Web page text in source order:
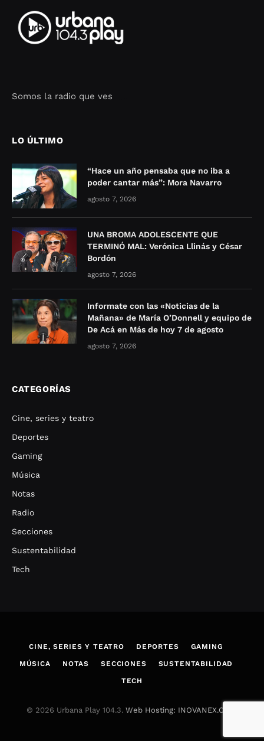
Somos la radio que ves
LO ÚLTIMO
“Hace un año pensaba que no iba a
poder cantar más”: Mora Navarro
agosto 7, 2026
UNA BROMA ADOLESCENTE QUE
TERMINÓ MAL: Verónica Llinás y César
Bordón
agosto 7, 2026
Informate con las «Noticias de la
Mañana» de María O’Donnell y equipo de
De Acá en Más de hoy 7 de agosto
agosto 7, 2026
CATEGORÍAS
Cine, series y teatro
Deportes
Gaming
Música
Notas
Radio
Secciones
Sustentabilidad
Tech
CINE, SERIES Y TEATRO DEPORTES GAMING
MÚSICA NOTAS SECCIONES SUSTENTABILIDAD
TECH
© 2026 Urbana Play 104.3. Web Hosting: INOVANEX.COM